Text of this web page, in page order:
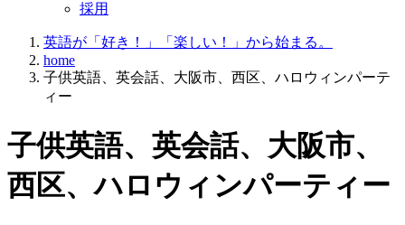
採用
英語が「好き！」「楽しい！」から始まる。
home
子供英語、英会話、大阪市、西区、ハロウィンパーテ
ィー
子供英語、英会話、大阪市、
西区、ハロウィンパーティー